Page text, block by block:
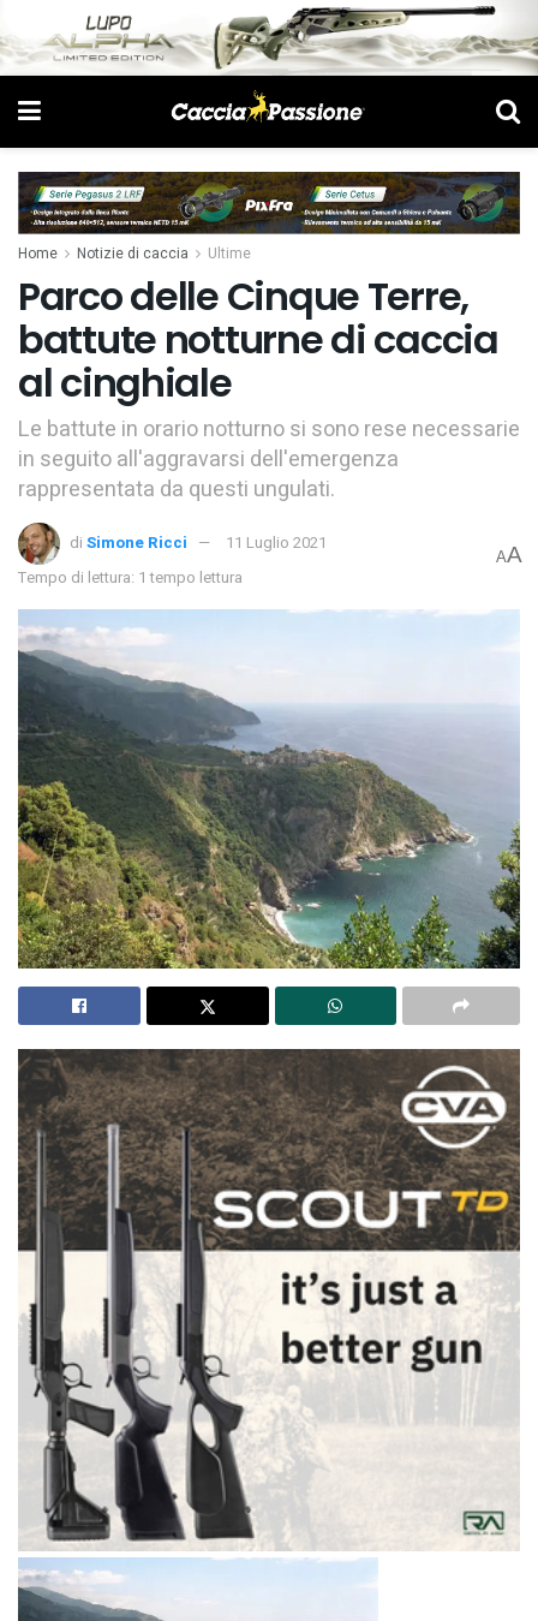
Home Notizie di caccia Ultime
Parco delle Cinque Terre,
battute notturne di caccia
al cinghiale
Le battute in orario notturno si sono rese necessarie
in seguito all'aggravarsi dell'emergenza
rappresentata da questi ungulati.
di Simone Ricci
11 Luglio 2021
Tempo di lettura: 1 tempo lettura
AA